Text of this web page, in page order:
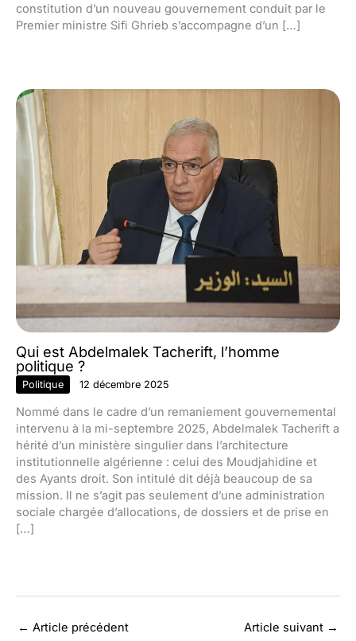
constitution d’un nouveau gouvernement conduit par le
Premier ministre Sifi Ghrieb s’accompagne d’un […]
Qui est Abdelmalek Tacherift, l’homme
politique ?
Politique 12 décembre 2025
Nommé dans le cadre d’un remaniement gouvernemental
intervenu à la mi-septembre 2025, Abdelmalek Tacherift a
hérité d’un ministère singulier dans l’architecture
institutionnelle algérienne : celui des Moudjahidine et
des Ayants droit. Son intitulé dit déjà beaucoup de sa
mission. Il ne s’agit pas seulement d’une administration
sociale chargée d’allocations, de dossiers et de prise en
[…]
← Article précédent Article suivant →